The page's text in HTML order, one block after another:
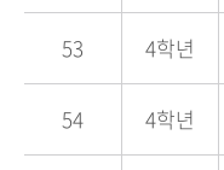
53 4학년
54 4학년